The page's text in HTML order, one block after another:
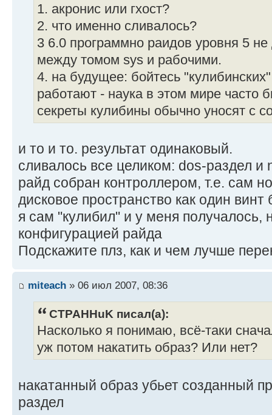
1. акронис или гхост?
2. что именно сливалось?
3 6.0 программно раидов уровня 5
между томом sys и рабочими.
4. на будущее: бойтесь
работают - наука в этом мире часто
секреты кулибины обычно уносят с
и то и то. результат одинаковый.
сливалось все целиком: dos-раздел и
райд собран контроллером, т.е. сам
дисковое пространство как один
я сам "кулибил" и у меня получалось,
конфигурацией райда
Подскажите плз, как и чем лучше
miteach » 06 июл 2007, 08:36
CTPAHHuK писал(а):
Насколько я понимаю, всё-таки
уж потом накатить образ? Или нет?
накатанный образ убьет созданный
раздел